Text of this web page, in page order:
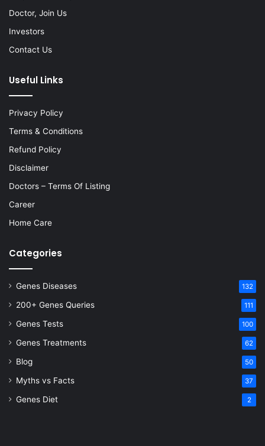
Doctor, Join Us
Investors
Contact Us
Useful Links
Privacy Policy
Terms & Conditions
Refund Policy
Disclaimer
Doctors – Terms Of Listing
Career
Home Care
Categories
Genes Diseases 132
200+ Genes Queries 111
Genes Tests 100
Genes Treatments 62
Blog 50
Myths vs Facts 37
Genes Diet 2